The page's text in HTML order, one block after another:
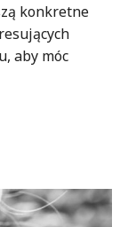
konkretne
aby móc